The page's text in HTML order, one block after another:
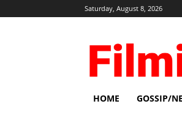
Saturday, August 8, 2026
HOME GOSSIP/